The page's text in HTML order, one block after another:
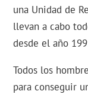
una Unidad de
llevan a cabo
desde el año
Todos los
para conseguir